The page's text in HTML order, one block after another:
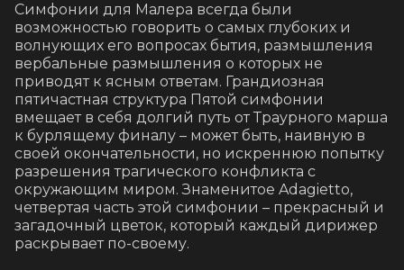
Симфонии для Малера всегда были
возможностью говорить о самых глубоких и
волнующих его вопросах бытия, размышления
вербальные размышления о которых не
приводят к ясным ответам. Грандиозная
пятичастная структура Пятой симфонии
вмещает в себя долгий путь от Траурного марша
к бурлящему финалу – может быть, наивную в
своей окончательности, но искреннюю попытку
разрешения трагического конфликта с
окружающим миром. Знаменитое Adagietto,
четвертая часть этой симфонии – прекрасный и
загадочный цветок, который каждый дирижер
раскрывает по-своему.